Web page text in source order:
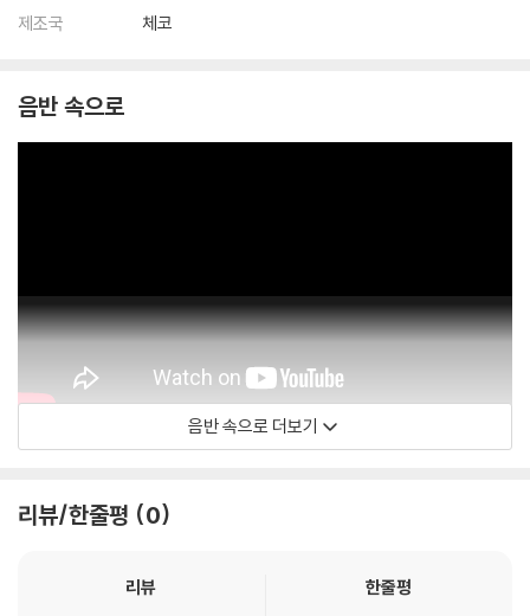
관련 사진과 동영상 및 재생 기기 모델명을 첨부하여 첨부하여 고객센터에
가 어려우므로 신중한 구매를 부탁드립니다.
제조국
체코
음반 속으로
음반 속으로 더보기
리뷰/한줄평 0
리뷰
한줄평